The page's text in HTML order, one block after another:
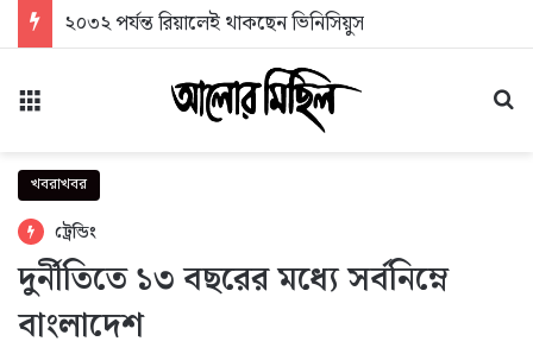
২০৩২ পর্যন্ত রিয়ালেই থাকছেন ভিনিসিয়ুস
খবরাখবর
ট্রেন্ডিং
দুর্নীতিতে ১৩ বছরের মধ্যে সর্বনিম্নে
বাংলাদেশ